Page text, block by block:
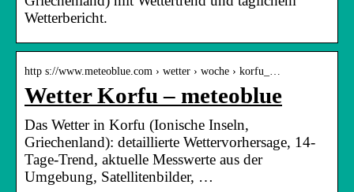
Wetterbericht.
http s://www.meteoblue.com › wetter › woche › korfu_…
Wetter Korfu – meteoblue
Das Wetter in Korfu (Ionische Inseln,
Griechenland): detaillierte Wettervorhersage, 14-
Tage-Trend, aktuelle Messwerte aus der
Umgebung, Satellitenbilder, …